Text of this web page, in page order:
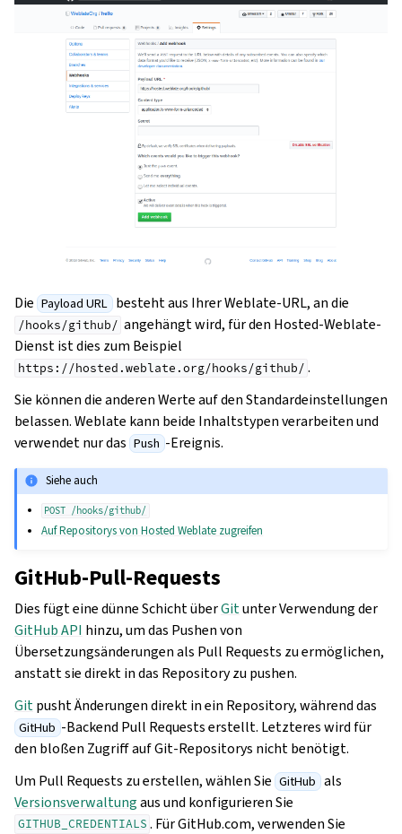
Die Payload URL besteht aus Ihrer Weblate-URL, an die
/hooks/github/ angehängt wird, für den Hosted-Weblate-
Dienst ist dies zum Beispiel
https://hosted.weblate.org/hooks/github/ .
Sie können die anderen Werte auf den Standardeinstellungen
belassen. Weblate kann beide Inhaltstypen verarbeiten und
verwendet nur das Push -Ereignis.
Siehe auch
POST /hooks/github/
Auf Repositorys von Hosted Weblate zugreifen
GitHub-Pull-Requests
Dies fügt eine dünne Schicht überGitunter Verwendung der
GitHub API hinzu, um das Pushen von
Übersetzungsänderungen als Pull Requests zu ermöglichen,
anstatt sie direkt in das Repository zu pushen.
Gitpusht Änderungen direkt in ein Repository, während das
GitHub -Backend Pull Requests erstellt. Letzteres wird für
den bloßen Zugriff auf Git-Repositorys nicht benötigt.
Um Pull Requests zu erstellen, wählen Sie GitHub als
Versionsverwaltungaus und konfigurieren Sie
GITHUB_CREDENTIALS . Für GitHub.com, verwenden Sie